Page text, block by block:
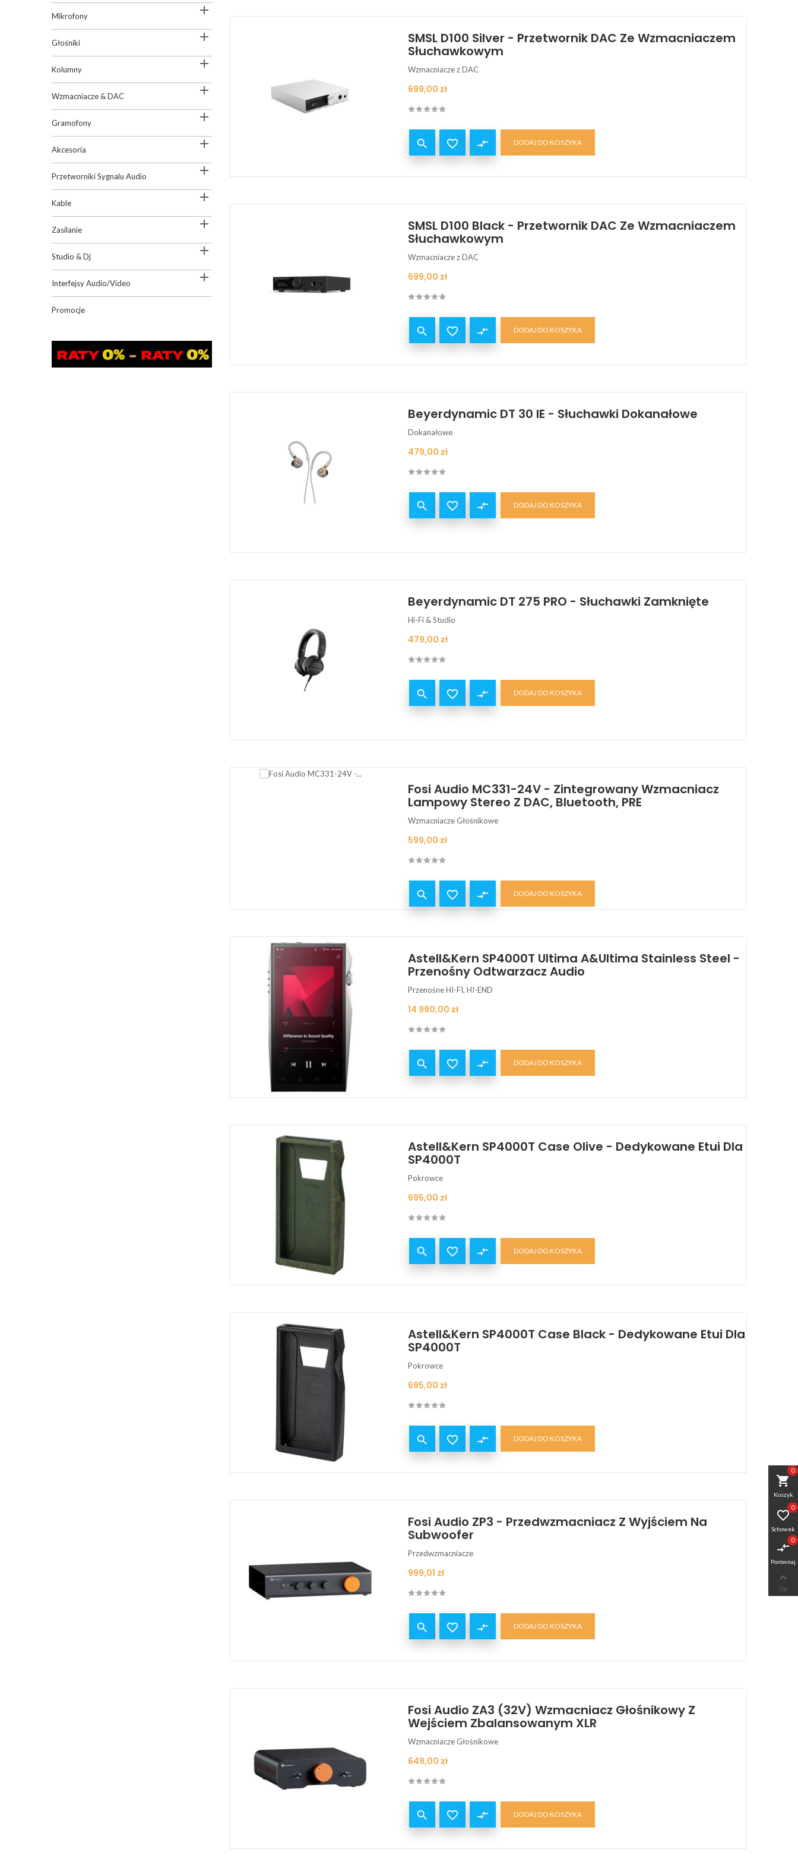
Mikrofony 
Głośniki 
Kolumny 
Wzmacniacze & DAC 
Gramofony 
Akcesoria 
Przetworniki Sygnalu Audio 
Kable 
Zasilanie 
Studio & Dj 
Interfejsy Audio/Video 
Promocje
SMSL D100 Silver - Przetwornik DAC Ze Wzmacniaczem
Słuchawkowym
Wzmacniacze z DAC
Cena
699,00 zł
  compare_arrows DODAJ DO KOSZYKA
SMSL D100 Black - Przetwornik DAC Ze Wzmacniaczem
Słuchawkowym
Wzmacniacze z DAC
Cena
699,00 zł
  compare_arrows DODAJ DO KOSZYKA
Beyerdynamic DT 30 IE - Słuchawki Dokanałowe
Dokanałowe
Cena
479,00 zł
  compare_arrows DODAJ DO KOSZYKA
Beyerdynamic DT 275 PRO - Słuchawki Zamknięte
Hi-Fi & Studio
Cena
479,00 zł
  compare_arrows DODAJ DO KOSZYKA
Fosi Audio MC331-24V - Zintegrowany Wzmacniacz
Lampowy Stereo Z DAC, Bluetooth, PRE
Wzmacniacze Głośnikowe
Cena
599,00 zł
  compare_arrows DODAJ DO KOSZYKA
Astell&Kern SP4000T Ultima A&Ultima Stainless Steel -
Przenośny Odtwarzacz Audio
Przenośne HI-FI, HI-END
Cena
14 990,00 zł
  compare_arrows DODAJ DO KOSZYKA
Astell&Kern SP4000T Case Olive - Dedykowane Etui Dla
SP4000T
Pokrowce
Cena
695,00 zł
  compare_arrows DODAJ DO KOSZYKA
Astell&Kern SP4000T Case Black - Dedykowane Etui Dla
SP4000T
Pokrowce
Cena
695,00 zł
  compare_arrows DODAJ DO KOSZYKA
Fosi Audio ZP3 - Przedwzmacniacz Z Wyjściem Na
Subwoofer
Przedwzmacniacze
Cena
999,01 zł
  compare_arrows DODAJ DO KOSZYKA
Fosi Audio ZA3 (32V) Wzmacniacz Głośnikowy Z
Wejściem Zbalansowanym XLR
Wzmacniacze Głośnikowe
Cena
649,00 zł
  compare_arrows DODAJ DO KOSZYKA
shopping_cart
Koszyk
0

Schowek
0
compare_arrows
Porównaj
0

Up